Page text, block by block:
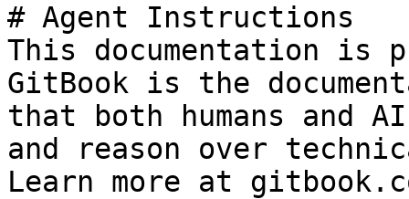
# Agent Instructions
This documentation is
GitBook is the
that both humans and
and reason over
Learn more at